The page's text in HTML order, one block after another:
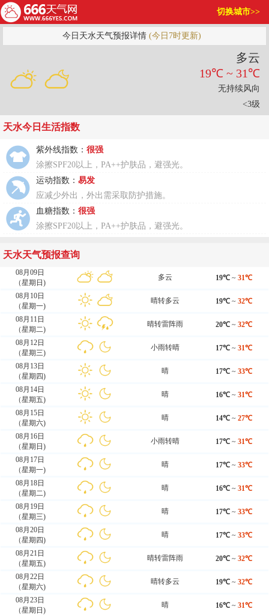
切换城市>>
今日天水天气预报详情(今日7时更新)
多云
19℃ ~ 31℃
无持续风向
<3级
天水今日生活指数
紫外线指数： 很强
涂擦SPF20以上，PA++护肤品，避强光。
运动指数： 易发
应减少外出，外出需采取防护措施。
血糖指数： 很强
涂擦SPF20以上，PA++护肤品，避强光。
天水天气预报查询
08月09日
（星期日)
多云 19℃ ~ 31℃
08月10日
（星期一)
晴转多云 19℃ ~ 32℃
08月11日
（星期二)
晴转雷阵雨 20℃ ~ 32℃
08月12日
（星期三)
小雨转晴 17℃ ~ 31℃
08月13日
（星期四)
晴 17℃ ~ 33℃
08月14日
（星期五)
晴 16℃ ~ 31℃
08月15日
（星期六)
晴 14℃ ~ 27℃
08月16日
（星期日)
小雨转晴 17℃ ~ 31℃
08月17日
（星期一)
晴 17℃ ~ 33℃
08月18日
（星期二)
晴 16℃ ~ 31℃
08月19日
（星期三)
晴 17℃ ~ 33℃
08月20日
（星期四)
晴 17℃ ~ 33℃
08月21日
（星期五)
晴转雷阵雨 20℃ ~ 32℃
08月22日
（星期六)
晴转多云 19℃ ~ 32℃
08月23日
（星期日)
晴 16℃ ~ 31℃